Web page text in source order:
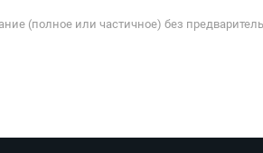
(полное или частичное) без